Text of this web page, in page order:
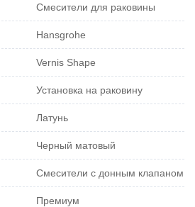
Смесители для раковины
Hansgrohe
Vernis Shape
Установка на раковину
Латунь
Черный матовый
Смесители с донным клапаном
Премиум